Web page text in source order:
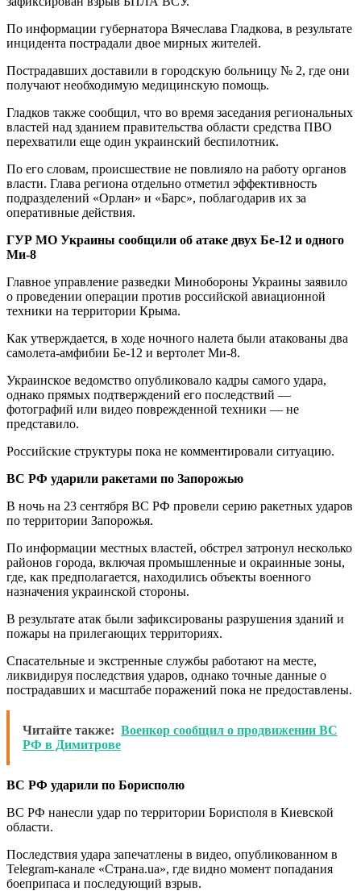
По информации губернатора Вячеслава Гладкова, в результате
инцидента пострадали двое мирных жителей.
Пострадавших доставили в городскую больницу № 2, где они
получают необходимую медицинскую помощь.
Гладков также сообщил, что во время заседания региональных
властей над зданием правительства области средства ПВО
перехватили еще один украинский беспилотник.
По его словам, происшествие не повлияло на работу органов
власти. Глава региона отдельно отметил эффективность
подразделений «Орлан» и «Барс», поблагодарив их за
оперативные действия.
ГУР МО Украины сообщили об атаке двух Бе-12 и одного
Ми-8
Главное управление разведки Минобороны Украины заявило
о проведении операции против российской авиационной
техники на территории Крыма.
Как утверждается, в ходе ночного налета были атакованы два
самолета-амфибии Бе-12 и вертолет Ми-8.
Украинское ведомство опубликовало кадры самого удара,
однако прямых подтверждений его последствий —
фотографий или видео поврежденной техники — не
представило.
Российские структуры пока не комментировали ситуацию.
ВС РФ ударили ракетами по Запорожью
В ночь на 23 сентября ВС РФ провели серию ракетных ударов
по территории Запорожья.
По информации местных властей, обстрел затронул несколько
районов города, включая промышленные и окраинные зоны,
где, как предполагается, находились объекты военного
назначения украинской стороны.
В результате атак были зафиксированы разрушения зданий и
пожары на прилегающих территориях.
Спасательные и экстренные службы работают на месте,
ликвидируя последствия ударов, однако точные данные о
пострадавших и масштабе поражений пока не предоставлены.
Читайте также: Военкор сообщил о продвижении ВС
РФ в Димитрове
ВС РФ ударили по Борисполю
ВС РФ нанесли удар по территории Борисполя в Киевской
области.
Последствия удара запечатлены в видео, опубликованном в
Telegram-канале «Страна.ua», где видно момент попадания
боеприпаса и последующий взрыв.